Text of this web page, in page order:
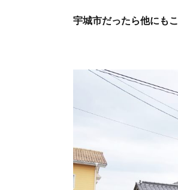
宇城市だったら他にも